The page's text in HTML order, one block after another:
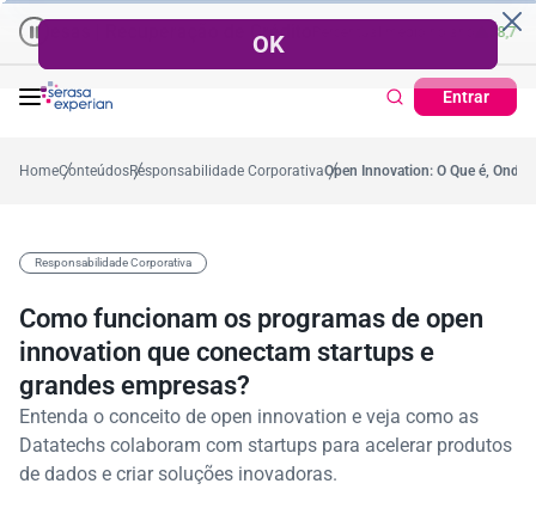
de Crédito Percentual no
Entrar
Percentual no mês Cartão de Crédito | Cadastro Positivo
HomeConteúdosResponsabilidade CorporativaOpen Innovation: O Que é,
Responsabilidade Corporativa
Como funcionam os programas de open
innovation que conectam startups e
grandes empresas?
Entenda o conceito de open innovation e veja como as
Datatechs colaboram com startups para acelerar produtos
de dados e criar soluções inovadoras.